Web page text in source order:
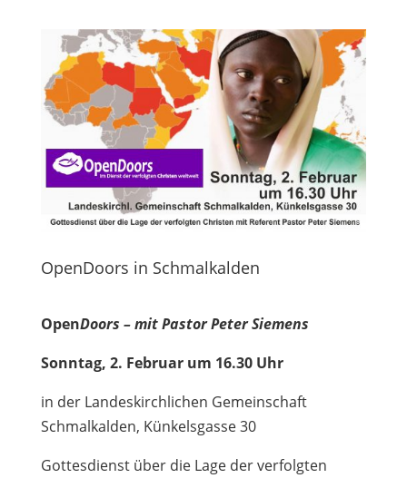
OpenDoors in Schmalkalden
OpenDoors – mit Pastor Peter Siemens
Sonntag, 2. Februar um 16.30 Uhr
in der Landeskirchlichen Gemeinschaft
Schmalkalden, Künkelsgasse 30
Gottesdienst über die Lage der verfolgten